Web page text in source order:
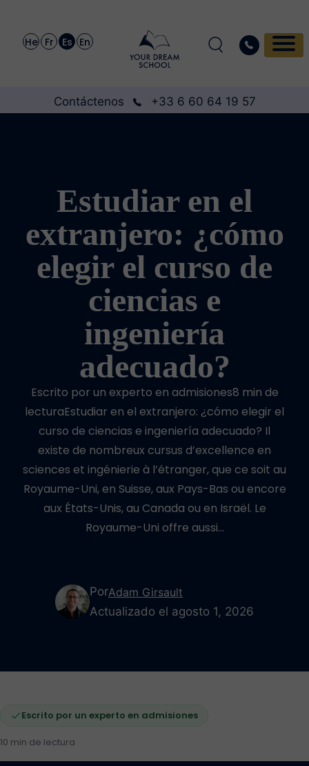
He Fr Es En
Contáctenos +33 6 60 64 19 57
Estudiar en el
extranjero: ¿cómo
elegir el curso de
ciencias e
ingeniería
adecuado?
Escrito por un experto en admisiones8 min de
lecturaEstudiar en el extranjero: ¿cómo elegir el
curso de ciencias e ingeniería adecuado? Il
existe de nombreux cursus d’excellence en
sciences et ingénierie à l’étranger, que ce soit au
Royaume-Uni, en Suisse, aux Pays-Bas ou encore
aux États-Unis, au Canada ou en Israël. Le
Royaume-Uni offre aussi…
PorAdam Girsault
Actualizado el agosto 1, 2026
Escrito por un experto en admisiones
10 min de lectura